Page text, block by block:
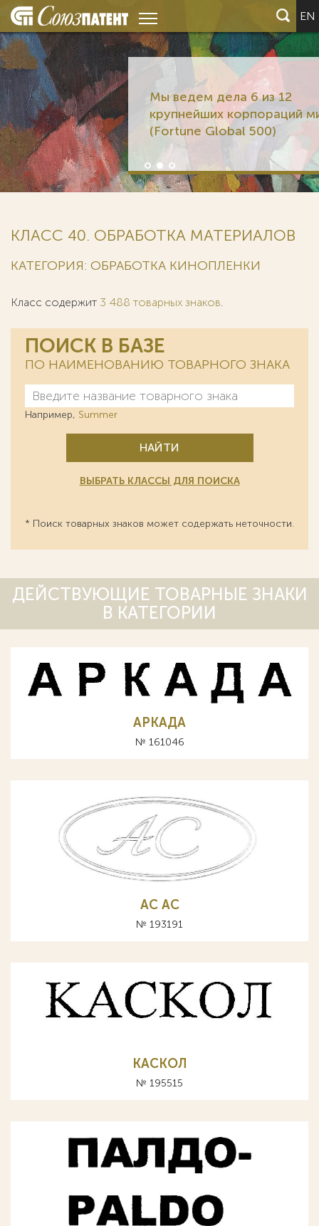
EN
Мы ведем дела 6 из 12
крупнейших корпораций мира
(Fortune Global 500)
КЛАСС 40. ОБРАБОТКА МАТЕРИАЛОВ
КАТЕГОРИЯ: ОБРАБОТКА КИНОПЛЕНКИ
Класс содержит 3 488 товарных знаков.
ПОИСК В БАЗЕ
ПО НАИМЕНОВАНИЮ ТОВАРНОГО ЗНАКА
Например, Summer
НАЙТИ
ВЫБРАТЬ КЛАССЫ ДЛЯ ПОИСКА
* Поиск товарных знаков может содержать неточности.
ДЕЙСТВУЮЩИЕ ТОВАРНЫЕ ЗНАКИ
В КАТЕГОРИИ
АРКАДА
№ 161046
АС AC
№ 193191
КАСКОЛ
№ 195515